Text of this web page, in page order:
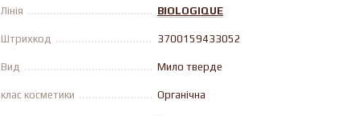
Лінія BIOLOGIQUE
Штрихкод 3700159433052
Вид Мило тверде
клас косметики Органічна